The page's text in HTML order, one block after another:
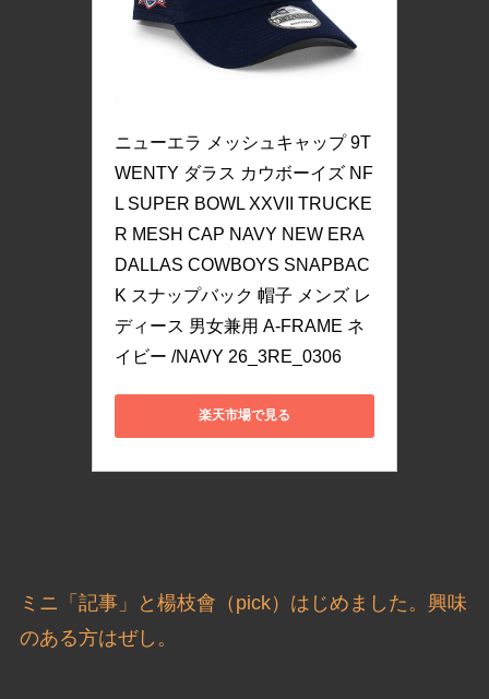
ニューエラ メッシュキャップ 9T
WENTY ダラス カウボーイズ NF
L SUPER BOWL XXVII TRUCKE
R MESH CAP NAVY NEW ERA
DALLAS COWBOYS SNAPBAC
K スナップバック 帽子 メンズ レ
ディース 男女兼用 A-FRAME ネ
イビー /NAVY 26_3RE_0306
楽天市場で見る
ミニ「記事」と楊枝會（pick）はじめました。興味
のある方はぜし。